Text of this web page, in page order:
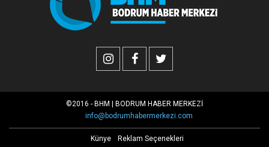
©2016 - BHM | BODRUM HABER MERKEZİ
info@bodrumhabermerkezi.com
Künye Reklam Seçenekleri